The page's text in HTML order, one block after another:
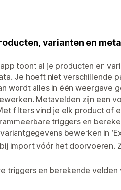
varianten en
toont al je producten en
Je hoeft niet verschillende
wordt alles in één weergave
Metavelden zijn een
filters vind je elk product of
triggers en
bewerken in
import vóór het doorvoeren.
triggers en berekende velden